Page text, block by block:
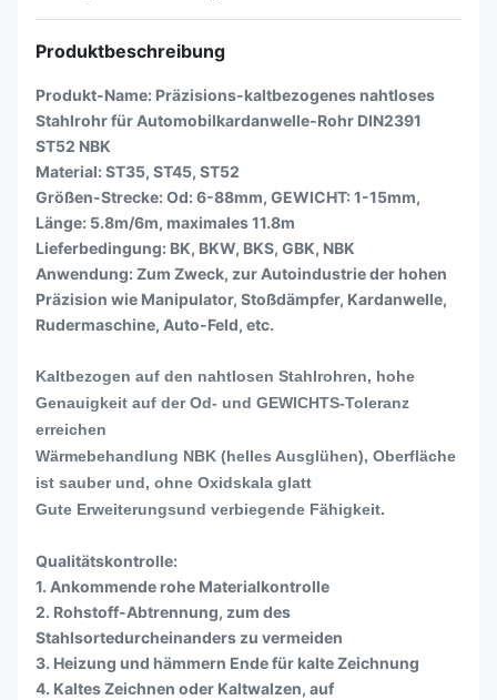
Produktbeschreibung
Produkt-Name: Präzisions-kaltbezogenes nahtloses
Stahlrohr für Automobilkardanwelle-Rohr DIN2391
ST52 NBK
Material: ST35, ST45, ST52
Größen-Strecke: Od: 6-88mm, GEWICHT: 1-15mm,
Länge: 5.8m/6m, maximales 11.8m
Lieferbedingung: BK, BKW, BKS, GBK, NBK
Anwendung: Zum Zweck, zur Autoindustrie der hohen
Präzision wie Manipulator, Stoßdämpfer, Kardanwelle,
Rudermaschine, Auto-Feld, etc.
Kaltbezogen auf den nahtlosen Stahlrohren, hohe
Genauigkeit auf der Od- und GEWICHTS-Toleranz
erreichen
Wärmebehandlung NBK (helles Ausglühen), Oberfläche
ist sauber und, ohne Oxidskala glatt
Gute Erweiterungsund verbiegende Fähigkeit.
Qualitätskontrolle:
1. Ankommende rohe Materialkontrolle
2. Rohstoff-Abtrennung, zum des
Stahlsortedurcheinanders zu vermeiden
3. Heizung und hämmern Ende für kalte Zeichnung
4. Kaltes Zeichnen oder Kaltwalzen, auf